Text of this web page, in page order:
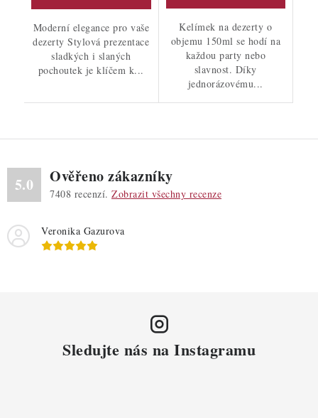
Moderní elegance pro vaše
dezerty Stylová prezentace
sladkých i slaných
pochoutek je klíčem k...
Kelímek na dezerty o
objemu 150ml se hodí na
každou party nebo
slavnost. Díky
jednorázovému...
5.0 Ověřeno zákazníky
7408 recenzí. Zobrazit všechny recenze
Veronika Gazurova
Sledujte nás na Instagramu